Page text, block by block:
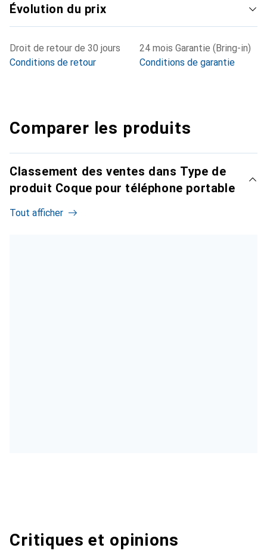
Évolution du prix
Droit de retour de 30 jours
Conditions de retour
24 mois Garantie (Bring-in)
Conditions de garantie
Comparer les produits
Classement des ventes dans Type de
produit Coque pour téléphone portable
Tout afficher
Critiques et opinions